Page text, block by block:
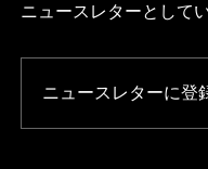
ニュースレターとして
ニュースレターに登